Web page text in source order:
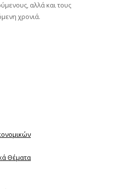
αλλά και τους
χρονιά.
Θέματα